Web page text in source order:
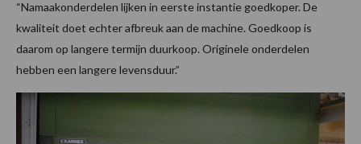
“Namaakonderdelen lijken in eerste instantie goedkoper. De
kwaliteit doet echter afbreuk aan de machine. Goedkoop is
daarom op langere termijn duurkoop. Originele onderdelen
hebben een langere levensduur.”